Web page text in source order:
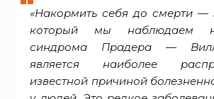
«Накормить себя до смерти —
который мы наблюдаем
синдрома Прадера —
является наиболее
известной причиной